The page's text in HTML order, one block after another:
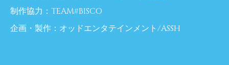
制作協力：TEAM#BISCO
企画・製作：オッドエンタテインメント/ASSH